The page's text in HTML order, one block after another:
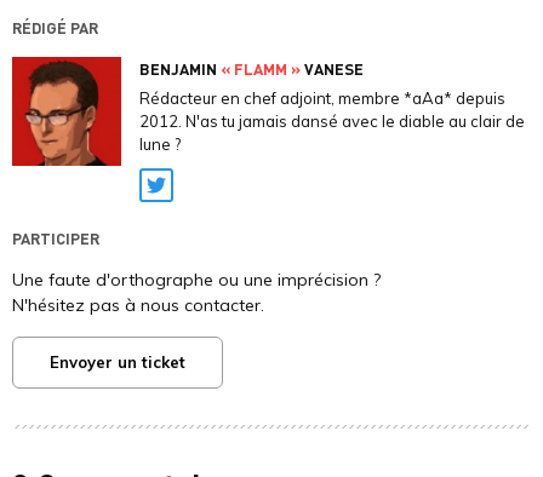
RÉDIGÉ PAR
BENJAMIN « FLAMM »VANESE
Rédacteur en chef adjoint, membre *aAa* depuis
2012. N'as tu jamais dansé avec le diable au clair de
lune ?
Twitter
PARTICIPER
Une faute d'orthographe ou une imprécision ?
N'hésitez pas à nous contacter.
Envoyer un ticket